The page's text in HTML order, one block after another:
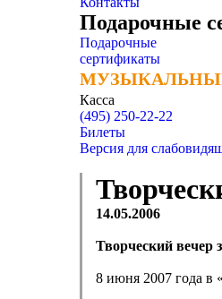
Подарочные
Подарочные
сертификаты
Касса
(495) 250-22-22
Билеты
Версия для
14.05.2006
Творческий вечер
8 июня 2007 года в